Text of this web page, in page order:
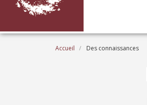
Fil d'Ariane
Accueil Des connaissances